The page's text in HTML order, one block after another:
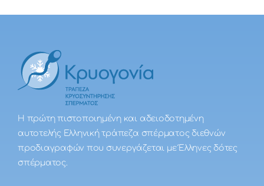
Η πρώτη πιστοποιημένη και αδειοδοτημένη
αυτοτελής Ελληνική τράπεζα σπέρματος διεθνών
προδιαγραφών που συνεργάζεται με Έλληνες δότες
σπέρματος.